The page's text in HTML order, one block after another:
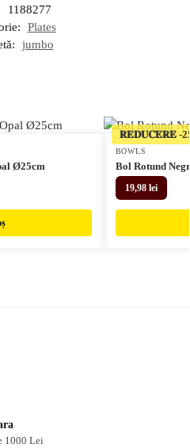
1188277
Plates
jumbo
Ø25cm
𝐑𝐄𝐃𝐔𝐂𝐄𝐑𝐄
BOWLS
Bol Rotund
19,98 lei
1000 Lei